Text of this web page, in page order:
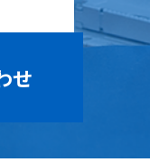
せ